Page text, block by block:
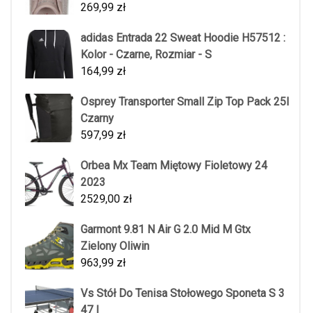
269,99 zł
adidas Entrada 22 Sweat Hoodie H57512 :
Kolor - Czarne, Rozmiar - S
164,99 zł
Osprey Transporter Small Zip Top Pack 25l
Czarny
597,99 zł
Orbea Mx Team Miętowy Fioletowy 24
2023
2529,00 zł
Garmont 9.81 N Air G 2.0 Mid M Gtx
Zielony Oliwin
963,99 zł
Vs Stół Do Tenisa Stołowego Sponeta S 3
47 I